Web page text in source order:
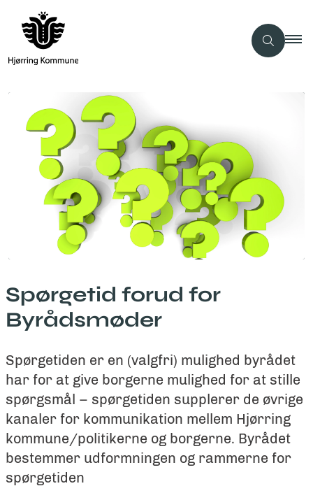
Spørgetid forud for
Byrådsmøder
Spørgetiden er en (valgfri) mulighed byrådet
har for at give borgerne mulighed for at stille
spørgsmål – spørgetiden supplerer de øvrige
kanaler for kommunikation mellem Hjørring
kommune/politikerne og borgerne. Byrådet
bestemmer udformningen og rammerne for
spørgetiden